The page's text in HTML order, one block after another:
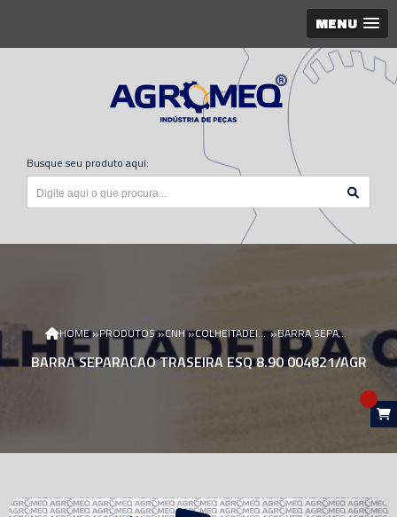
MENU
Busque seu produto aqui:
HOME»PRODUTOS»CNH» COLHEITADEIRA CNH » BARRA SEPARACAO TRASEIRA ESQ 8.90 004821/AGR
BARRA SEPARACAO TRASEIRA ESQ 8.90 004821/AGR